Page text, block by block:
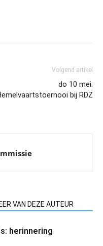
Volgend artikel
do 10 mei:
bij RDZ
VAN DEZE AUTEUR
herinnering